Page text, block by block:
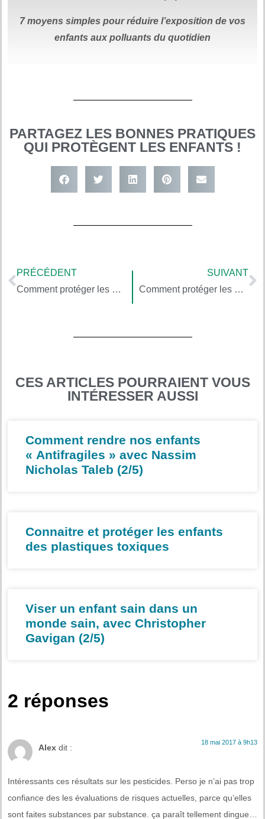
7 moyens simples pour réduire l’exposition de vos
enfants aux polluants du quotidien
PARTAGEZ LES BONNES PRATIQUES
QUI PROTÈGENT LES ENFANTS !
PRÉCÉDENT
Comment protéger les enfants des environnements obésogènes, avec Stephan Guyenet (3/5)
SUIVANT
Comment protéger les enfants des environnements obésogènes, avec Stephan Guyenet (4/5)
CES ARTICLES POURRAIENT VOUS
INTÉRESSER AUSSI
Comment rendre nos enfants
« Antifragiles » avec Nassim
Nicholas Taleb (2/5)
Connaitre et protéger les enfants
des plastiques toxiques
Viser un enfant sain dans un
monde sain, avec Christopher
Gavigan (2/5)
2 réponses
Alex dit :
18 mai 2017 à 9h13
Intéressants ces résultats sur les pesticides. Perso je n’ai pas trop
confiance des les évaluations de risques actuelles, parce qu’elles
sont faites substances par substance. ça paraît tellement dingue…